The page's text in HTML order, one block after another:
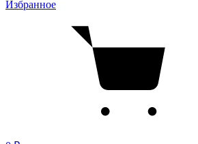
Избранное